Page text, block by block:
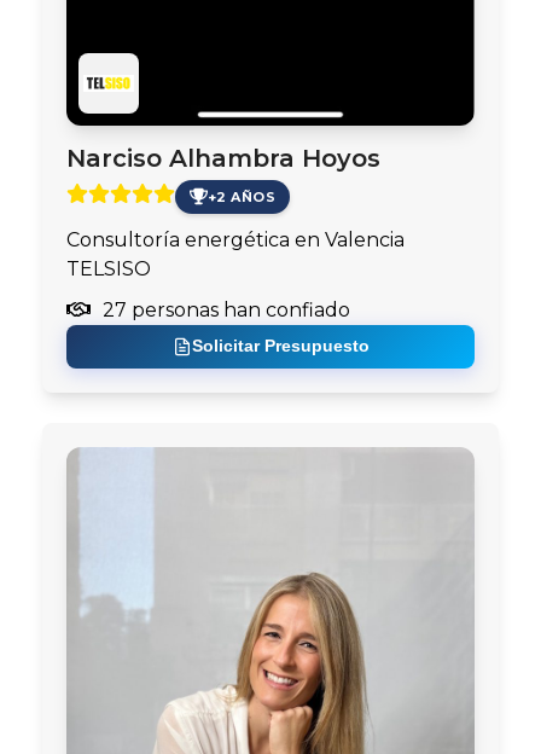
Narciso Alhambra Hoyos
+2 AÑOS
Consultoría energética en Valencia
TELSISO
27 personas han confiado
Solicitar Presupuesto